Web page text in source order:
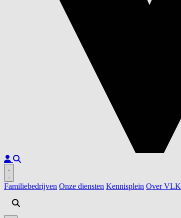
Familiebedrijven Onze diensten Kennisplein Over VLK